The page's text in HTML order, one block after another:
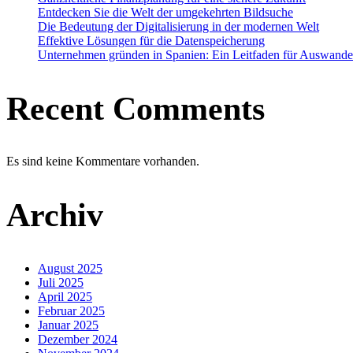
Entdecken Sie die Welt der umgekehrten Bildsuche
Die Bedeutung der Digitalisierung in der modernen Welt
Effektive Lösungen für die Datenspeicherung
Unternehmen gründen in Spanien: Ein Leitfaden für
Recent Comments
Es sind keine Kommentare vorhanden.
Archiv
August 2025
Juli 2025
April 2025
Februar 2025
Januar 2025
Dezember 2024